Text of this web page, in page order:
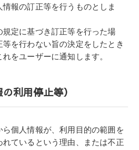
報の訂正等を行うものとしま
規定に基づき訂正等を行った場
を行わない旨の決定をしたとき
をユーザーに通知します。
利用停止等）
ら個人情報が、利用目的の範囲を
れているという理由、または不正